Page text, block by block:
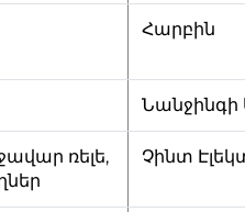
Հարբին
Նանջինգի
ռելե,
Չինտ